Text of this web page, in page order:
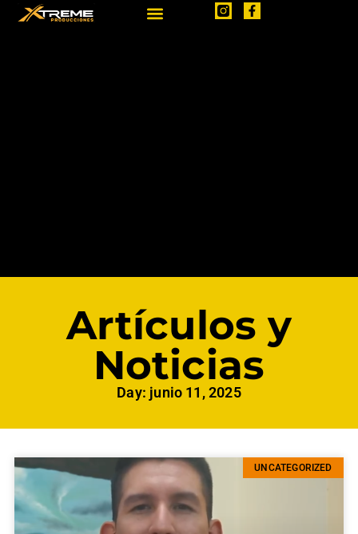
Artículos y
Noticias
Day: junio 11, 2025
UNCATEGORIZED